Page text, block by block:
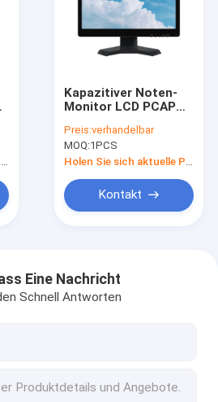
Kapazitiver Noten-
Monitor LCD PCAP
Desktop 50-60 Hz
Preis:verhandelbar
MOQ:1PCS
Kontakt
Eine Nachricht
Schnell Antworten